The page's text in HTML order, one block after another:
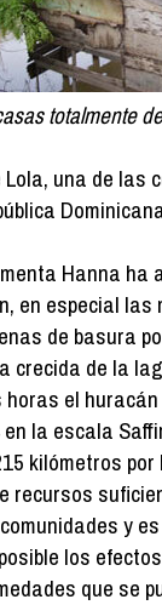
totalmente
una de
Hanna ha
en especial las
de basura
crecida de la
el
la escala
kilómetros por
recursos
y
los
que se